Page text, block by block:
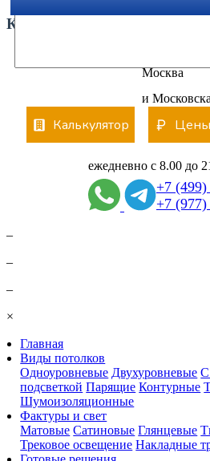
Комментарии
Москва
и
Калькулятор Цены
ежедневно с 8.00 до
+7 (499)
+7
–
–
–
×
Главная
Виды потолков
Одноуровневые Двухуровневые С
подсветкой Парящие Контурные
Шумоизоляционные
Фактуры и свет
Матовые Сатиновые Глянцевые
Трековое освещение Накладные